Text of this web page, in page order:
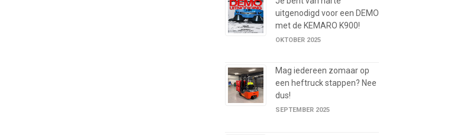
uitgenodigd voor een DEMO
met de KEMARO K900!
OKTOBER 2025
Mag iedereen zomaar op
een heftruck stappen? Nee
dus!
SEPTEMBER 2025